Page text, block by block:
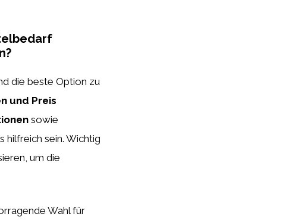
die beste Option zu
und Preis
sowie
hilfreich sein. Wichtig
um die
Wahl für